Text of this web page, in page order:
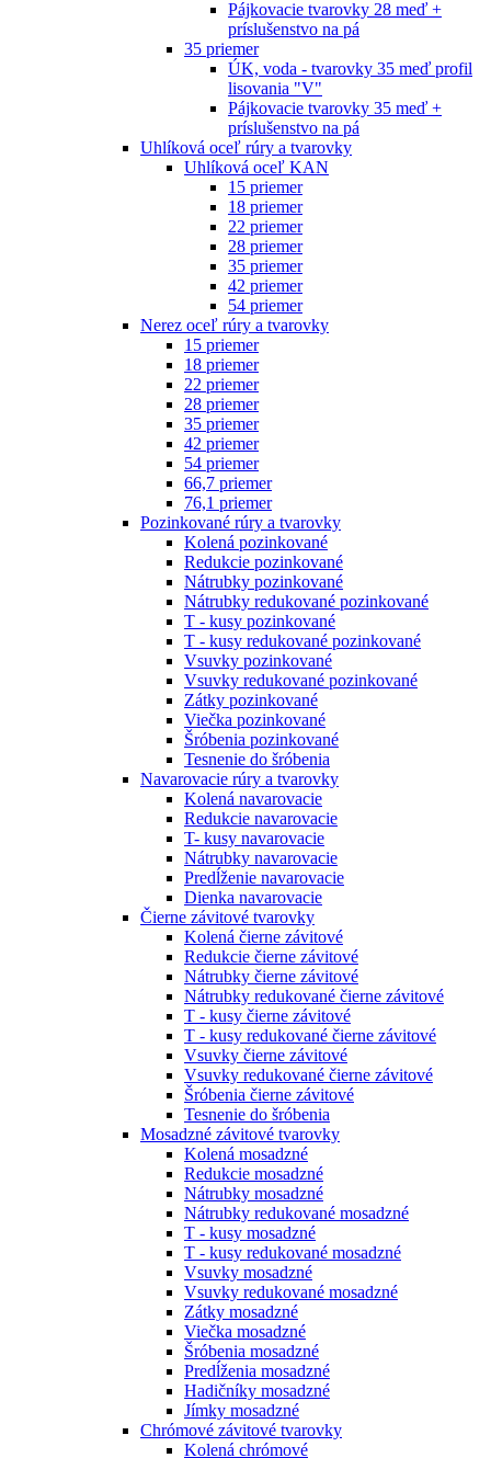
Pájkovacie tvarovky 28 meď +
príslušenstvo na pá
35 priemer
ÚK, voda - tvarovky 35 meď profil
lisovania "V"
Pájkovacie tvarovky 35 meď +
príslušenstvo na pá
Uhlíková oceľ rúry a tvarovky
Uhlíková oceľ KAN
15 priemer
18 priemer
22 priemer
28 priemer
35 priemer
42 priemer
54 priemer
Nerez oceľ rúry a tvarovky
15 priemer
18 priemer
22 priemer
28 priemer
35 priemer
42 priemer
54 priemer
66,7 priemer
76,1 priemer
Pozinkované rúry a tvarovky
Kolená pozinkované
Redukcie pozinkované
Nátrubky pozinkované
Nátrubky redukované pozinkované
T - kusy pozinkované
T - kusy redukované pozinkované
Vsuvky pozinkované
Vsuvky redukované pozinkované
Zátky pozinkované
Viečka pozinkované
Šróbenia pozinkované
Tesnenie do šróbenia
Navarovacie rúry a tvarovky
Kolená navarovacie
Redukcie navarovacie
T- kusy navarovacie
Nátrubky navarovacie
Predĺženie navarovacie
Dienka navarovacie
Čierne závitové tvarovky
Kolená čierne závitové
Redukcie čierne závitové
Nátrubky čierne závitové
Nátrubky redukované čierne závitové
T - kusy čierne závitové
T - kusy redukované čierne závitové
Vsuvky čierne závitové
Vsuvky redukované čierne závitové
Šróbenia čierne závitové
Tesnenie do šróbenia
Mosadzné závitové tvarovky
Kolená mosadzné
Redukcie mosadzné
Nátrubky mosadzné
Nátrubky redukované mosadzné
T - kusy mosadzné
T - kusy redukované mosadzné
Vsuvky mosadzné
Vsuvky redukované mosadzné
Zátky mosadzné
Viečka mosadzné
Šróbenia mosadzné
Predĺženia mosadzné
Hadičníky mosadzné
Jímky mosadzné
Chrómové závitové tvarovky
Kolená chrómové